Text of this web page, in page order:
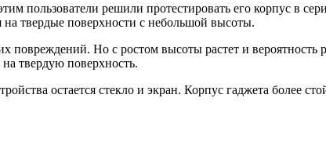
пользователи решили протестировать его корпус в
на твердые поверхности с небольшой высоты.
повреждений. Но с ростом высоты растет и вероятность
твердую поверхность.
остается стекло и экран. Корпус гаджета более